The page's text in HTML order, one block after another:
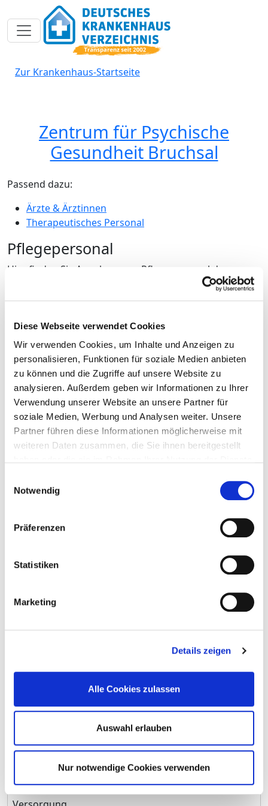
Diese Webseite verwendet Cookies
Wir verwenden Cookies, um Inhalte und Anzeigen zu
personalisieren, Funktionen für soziale Medien anbieten
zu können und die Zugriffe auf unsere Website zu
analysieren. Außerdem geben wir Informationen zu Ihrer
Verwendung unserer Website an unsere Partner für
soziale Medien, Werbung und Analysen weiter. Unsere
Partner führen diese Informationen möglicherweise mit
weiteren Daten zusammen, die Sie ihnen bereitgestellt
Notwendig
Präferenzen
Statistiken
Marketing
Details zeigen
Alle Cookies zulassen
Auswahl erlauben
Nur notwendige Cookies verwenden
Toggle navigation
Zur Krankenhaus-Startseite
Zentrum für Psychische
Gesundheit Bruchsal
Passend dazu:
Ärzte & Ärztinnen
Therapeutisches Personal
Pflegepersonal
Hier finden Sie Angaben zum Pflegepersonal des
gesamten Krankenhauses. Informationen zum
Personal der einzelnen Fachabteilungen finden Sie auf
und Krankenpflegerinnen
Mit und ohne Fachabteilungszuordnung
Berufsgruppe Anzahl
Erläuterung
Anzahl (gesamt)
18,92
Personal mit direktem
18,92
Beschäftigungsverhältnis
Versorgung
Versorgung
Wochenarbeitszeit
0,79
Personal mit direktem
Beschäftigungsverhältnis
0,79
Personal ohne direktes
Beschäftigungsverhältnis
0,00
Personal in der ambulanten
0,00